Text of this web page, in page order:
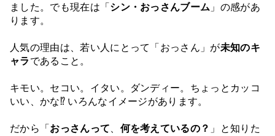
ました。でも現在は「 シン・おっさんブーム 」の感があ
ります。
人気の理由は、若い人にとって「おっさん」が未知のキ
ャラ であること。
キモい。セコい。イタい。ダンディー。ちょっとカッコ
いい、かな⁉︎ いろんなイメージがあります。
だから「 おっさんって 何を考えているの？ 」と知りた